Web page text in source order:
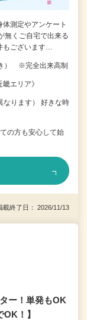
測定やアンケート
無くご自宅で出来る
もございます…
） ※完全出来高制
エリア》
なります） 好きな時
の方も安心して始
終了日： 2026/11/13
ー！単発もOK
！】